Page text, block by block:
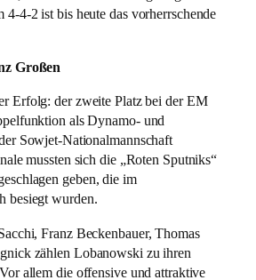
4-2 ist bis heute das vorherrschende
Großen
Erfolg: der zweite Platz bei der EM
als Dynamo- und
Sowjet-Nationalmannschaft
mussten sich die „Roten Sputniks“
geben, die im
besiegt wurden.
Franz Beckenbauer, Thomas
zählen Lobanowski zu ihren
allem die offensive und attraktive